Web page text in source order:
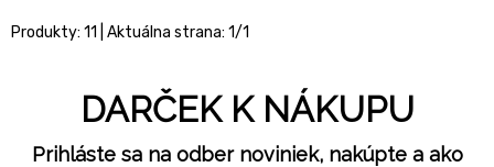
Produkty: 11 | Aktuálna strana: 1/1
DARČEK K NÁKUPU
Prihláste sa na odber noviniek, nakúpte a ako